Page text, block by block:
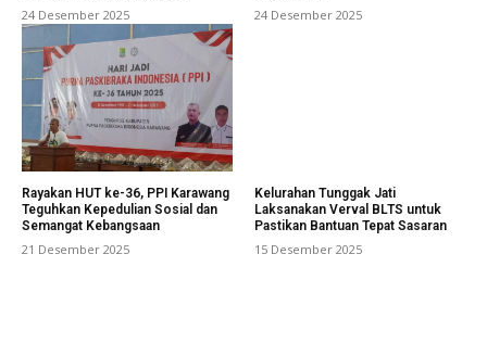
24 Desember 2025 24 Desember 2025
Rayakan HUT ke-36, PPI Karawang
Teguhkan Kepedulian Sosial dan
Semangat Kebangsaan
21 Desember 2025
Kelurahan Tunggak Jati
Laksanakan Verval BLTS untuk
Pastikan Bantuan Tepat Sasaran
15 Desember 2025